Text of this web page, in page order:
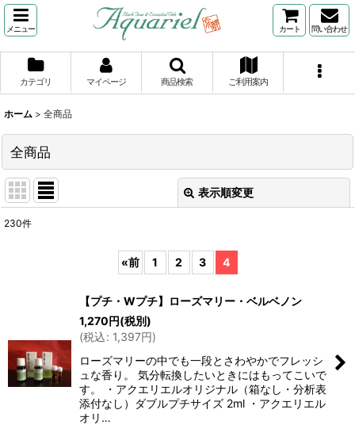
メニュー カート 問い合わせ
カテゴリ マイページ 商品検索 ご利用案内
ホーム > 全商品
全商品
表示順変更
230件
«前 1 2 3 4
【プチ・Wプチ】ローズマリー・ベルベノン
1,270円(税別)
(税込: 1,397円)
ローズマリーの中でも一段とさわやかでフレッシ
ュな香り。 気分転換したいときにはもってこいで
す。 ・アクエリエルオリジナル（箱なし・分析表
添付なし）ダブルプチサイズ 2ml ・アクエリエル
オリ…